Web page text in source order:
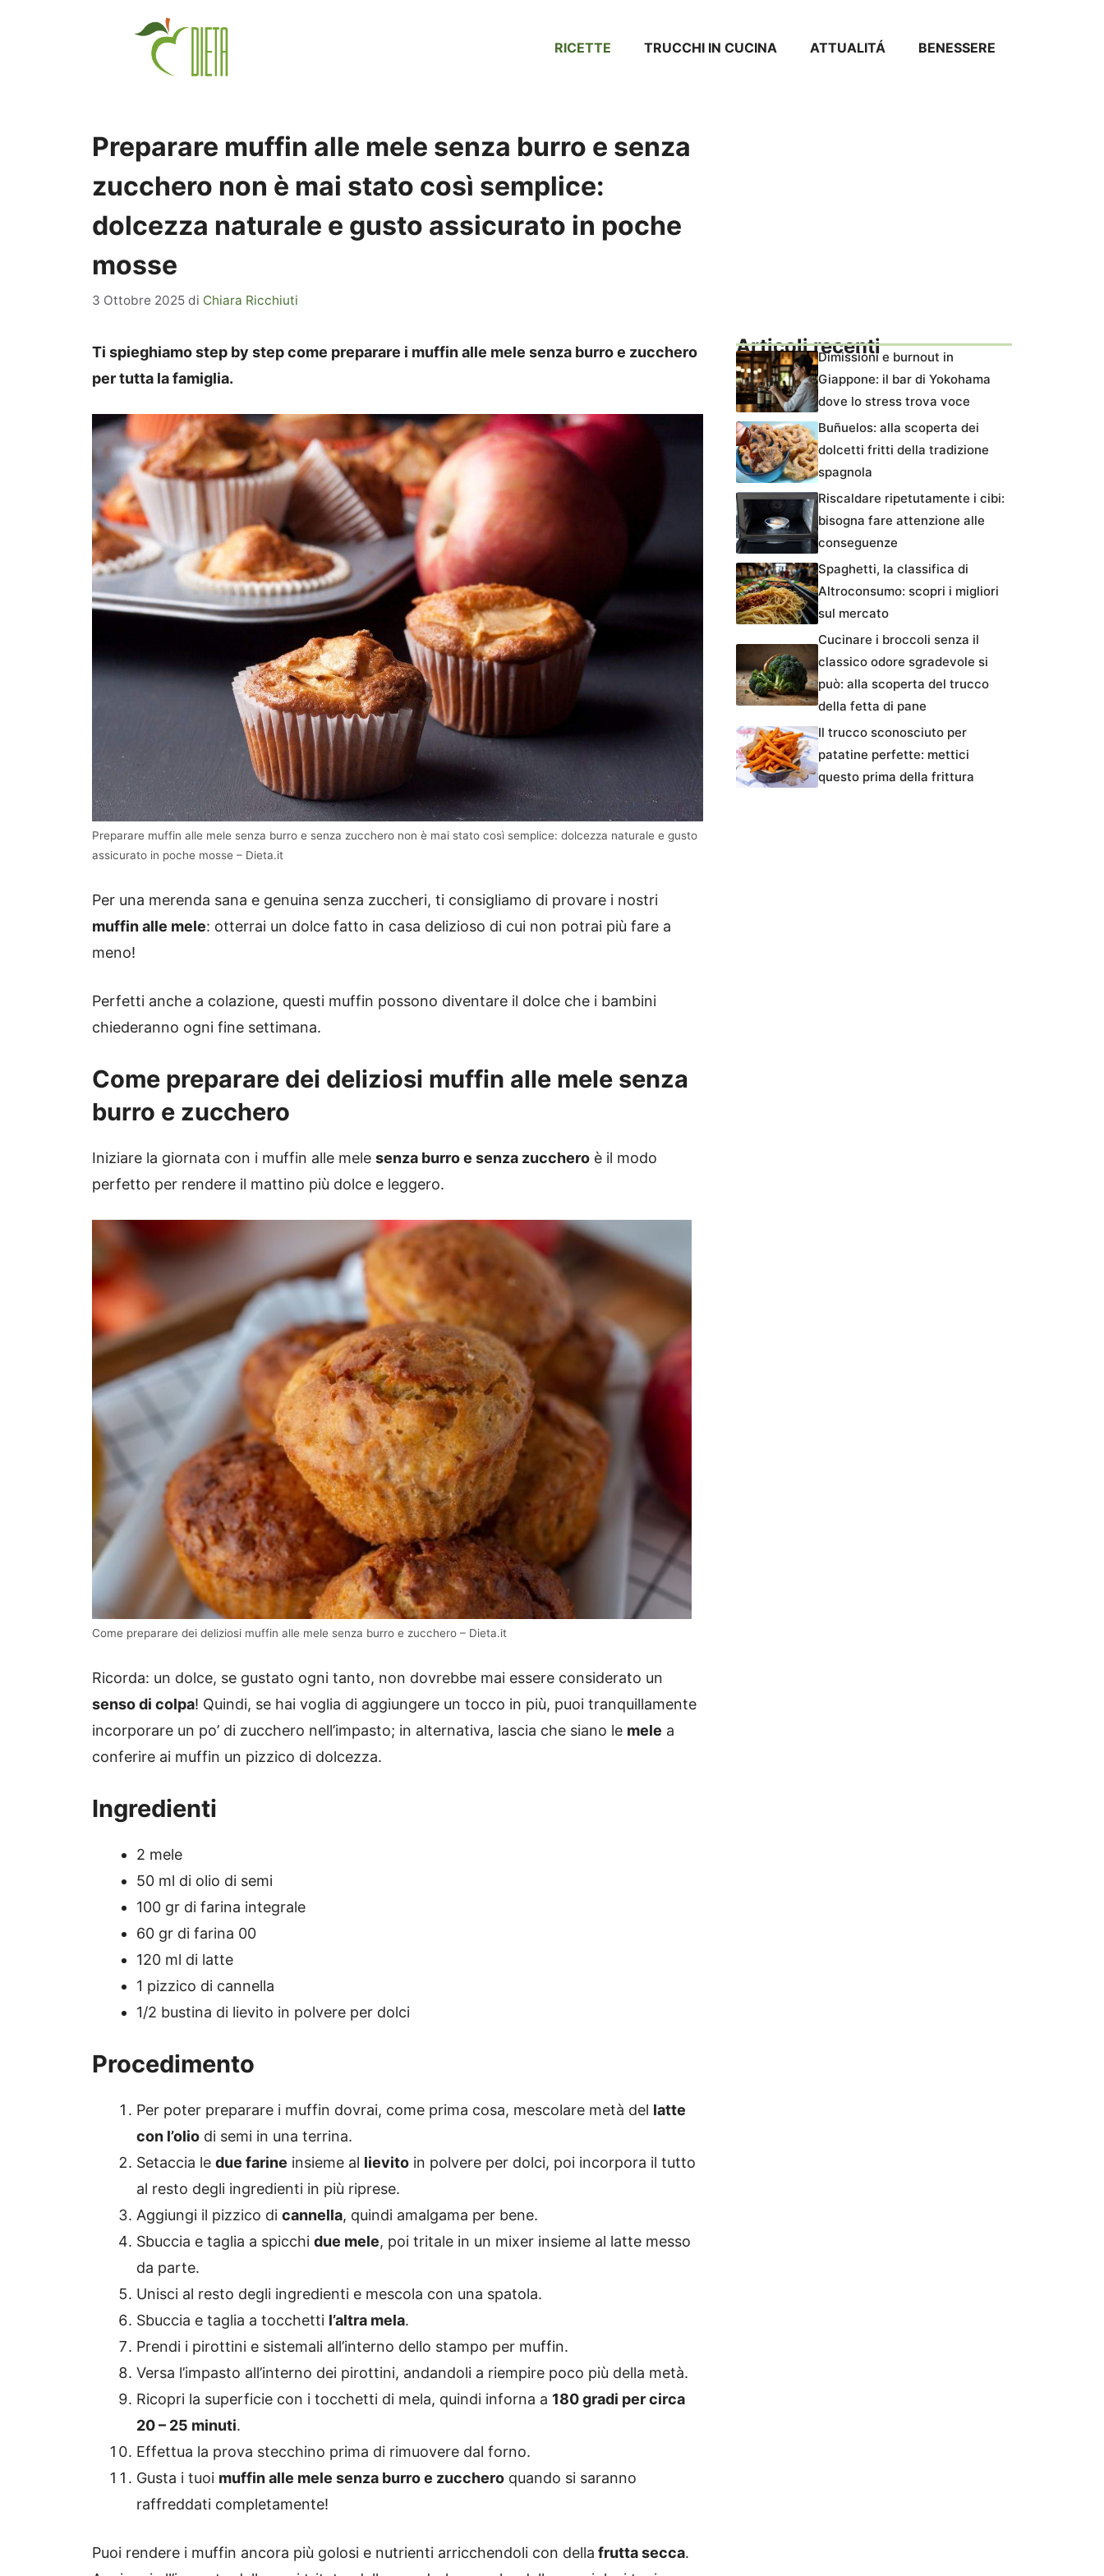
RICETTE TRUCCHI IN CUCINA ATTUALITÁ BENESSERE
Preparare muffin alle mele senza burro e senza
zucchero non è mai stato così semplice:
dolcezza naturale e gusto assicurato in poche
mosse
3 Ottobre 2025 di Chiara Ricchiuti
Ti spieghiamo step by step come preparare i muffin alle mele senza burro e zucchero
per tutta la famiglia.
Preparare muffin alle mele senza burro e senza zucchero non è mai stato così semplice: dolcezza naturale e gusto
assicurato in poche mosse – Dieta.it
Per una merenda sana e genuina senza zuccheri, ti consigliamo di provare i nostri
muffin alle mele: otterrai un dolce fatto in casa delizioso di cui non potrai più fare a
meno!
Perfetti anche a colazione, questi muffin possono diventare il dolce che i bambini
chiederanno ogni fine settimana.
Come preparare dei deliziosi muffin alle mele senza
burro e zucchero
Iniziare la giornata con i muffin alle mele senza burro e senza zucchero è il modo
perfetto per rendere il mattino più dolce e leggero.
Come preparare dei deliziosi muffin alle mele senza burro e zucchero – Dieta.it
Ricorda: un dolce, se gustato ogni tanto, non dovrebbe mai essere considerato un
senso di colpa! Quindi, se hai voglia di aggiungere un tocco in più, puoi tranquillamente
incorporare un po’ di zucchero nell’impasto; in alternativa, lascia che siano le mele a
conferire ai muffin un pizzico di dolcezza.
Ingredienti
2 mele
50 ml di olio di semi
100 gr di farina integrale
60 gr di farina 00
120 ml di latte
1 pizzico di cannella
1/2 bustina di lievito in polvere per dolci
Procedimento
Per poter preparare i muffin dovrai, come prima cosa, mescolare metà del latte
con l’olio di semi in una terrina.
Setaccia le due farine insieme al lievito in polvere per dolci, poi incorpora il tutto
al resto degli ingredienti in più riprese.
Aggiungi il pizzico di cannella, quindi amalgama per bene.
Sbuccia e taglia a spicchi due mele, poi tritale in un mixer insieme al latte messo
da parte.
Unisci al resto degli ingredienti e mescola con una spatola.
Sbuccia e taglia a tocchetti l’altra mela.
Prendi i pirottini e sistemali all’interno dello stampo per muffin.
Versa l’impasto all’interno dei pirottini, andandoli a riempire poco più della metà.
Ricopri la superficie con i tocchetti di mela, quindi inforna a 180 gradi per circa
20 – 25 minuti.
Effettua la prova stecchino prima di rimuovere dal forno.
Gusta i tuoi muffin alle mele senza burro e zucchero quando si saranno
raffreddati completamente!
Puoi rendere i muffin ancora più golosi e nutrienti arricchendoli con della frutta secca.
Articoli recentiDimissioni e burnout in
Giappone: il bar di Yokohama
dove lo stress trova voce
Buñuelos: alla scoperta dei
dolcetti fritti della tradizione
spagnola
Riscaldare ripetutamente i cibi:
bisogna fare attenzione alle
conseguenze
Spaghetti, la classifica di
Altroconsumo: scopri i migliori
sul mercato
Cucinare i broccoli senza il
classico odore sgradevole si
può: alla scoperta del trucco
della fetta di pane
Il trucco sconosciuto per
patatine perfette: mettici
questo prima della frittura